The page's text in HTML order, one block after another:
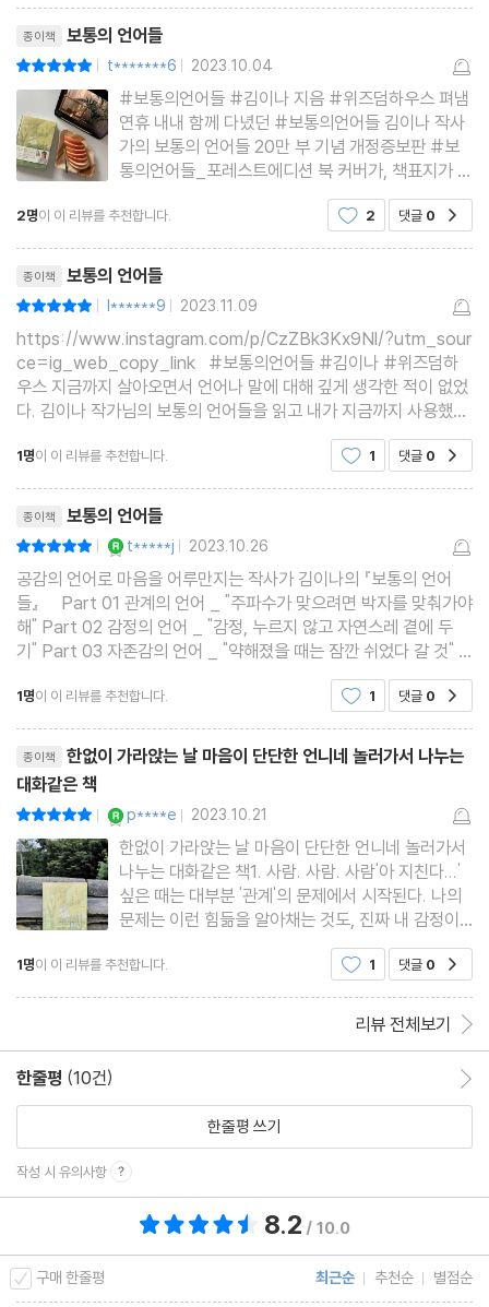
지치다 : 나 자신을 그대로 인정해줘야 할 때
슬프다. 서럽다. 서글프다 : 아프고, 괴롭고, 외로운
# 마음을 방치하지 말아달라는 혼잣말
묻다. 품다 : 차마 어쩌지 못해 내리는 결정
위로, 아래로 : 오늘 그 감정은 어디서부터 왔을까
소란스럽다 : 주변과 대비되는 그 사람만의 감정
외롭다 : 오롯이 내게만 집중할 수 있는 시간
싫증이 나다 : 내 사랑의 진원지를 찾을 수 있다면
간지럽다 : 알다가도 모를 기괴한 행복감
기억, 추억 : 다르게 적혀 있는 지난 날
Part 03. 자존감의 언어
“약해졌을 때는 잠깐 쉬었다 갈 것”
성숙 : 애어른이 자라서 어른아이가 되는 아이러니
# 나이 든다는 것
꿈 : 꼭 이루지 않아도 충분히 행복한 것
유난스럽다 : 그건 당신이 특별하다는 뜻
호흡 : 불안감에 빠진 나를 구원하려면
매력 있다 : 나를 규정짓는 프레임에서 벗어나기
정체성 : 나의 본모습이 혼란스러울 때
한계에 부딪히다 : 또 다른 가능성과 마주하는 순간
겁이 많다 : 결과적으로 늘 강한 사람들
이상하다 : 있는 그대로를 바라볼 수 있길
살아남다 : 영원히 근사한 채로 버텨낼 순 없다
창작하다 : 영감과 체력의 긴밀한 관계
쳇바퀴를 굴리다 : 일상의 반복이 알려주는 특별한 하루
영감 : 행운이 아닌 인내가 필요한 일
Radio record : 나를 지켜주는 말
Lyrics : 마음에 깃든 노랫말
종이책 보통의 언어들
| t*******6 | 2023.10.04
#보통의언어들 #김이나 지음 #위즈덤하우스 펴냄
연휴 내내 함께 다녔던 #보통의언어들 김이나 작사
가의 보통의 언어들 20만 부 기념 개정증보판 #보
통의언어들_포레스트에디션 북 커버가, 책표지가 숲
을 입어 포레스트 에디션인가 했더니, 책띠지에 for
est : for rest 라는 단어를 보니, 이번 연휴에 정말
심코 썼던 보통
2명이 이 리뷰를 추천합니다. 2 댓글 0
종이책 보통의 언어들
| l******9 | 2023.11.09
https://www.instagram.com/p/CzZBk3Kx9Nl/?utm_sour
ce=ig_web_copy_link #보통의언어들 #김이나 #위즈덤하
우스 지금까지 살아오면서 언어나 말에 대해 깊게 생각한 적이 없었
다. 김이나 작가님의 보통의 언어들을 읽고 내가 지금까지 사용했던
활 중 작곡가 김형석님을 만난 계기로 작사가가 되었다. 히트곡 33
1명이 이 리뷰를 추천합니다. 1 댓글 0
종이책 보통의 언어들
| t*****j | 2023.10.26
공감의 언어로 마음을 어루만지는 작사가 김이나의 『보통의 언어
들』 Part 01 관계의 언어 _ "주파수가 맞으려면 박자를 맞춰가야
해" Part 02 감정의 언어 _ "감정, 누르지 않고 자연스레 곁에 두
기" Part 03 자존감의 언어 _ "약해졌을 때는 잠깐 쉬었다 갈 것"
우리가 자주 사용하는 평범하고 보통의 단어들을 수집하고 그 단어
들의 마음을 작가를 통해 들
1명이 이 리뷰를 추천합니다. 1 댓글 0
종이책
한없이 가라앉는 날 마음이 단단한 언니네 놀러가서 나누는
대화같은 책
| p****e | 2023.10.21
한없이 가라앉는 날 마음이 단단한 언니네 놀러가서
나누는 대화같은 책1. 사람. 사람. 사람'아 지친다...'
싶은 때는 대부분 '관계'의 문제에서 시작된다. 나의
문제는 이런 힘듦을 알아채는 것도, 진짜 내 감정이
무엇인지 쉽게 알아채지 못 한다는 점이다. 폭발 직
전의 한계점에 도달해야만 알아차리곤 한다. '보통의
1명이 이 리뷰를 추천합니다. 1 댓글 0
리뷰 전체보기
한줄평 (10건)
한줄평 쓰기
작성 시 유의사항
8.2 / 10.0
구매 한줄평 최근순 추천순 별점순